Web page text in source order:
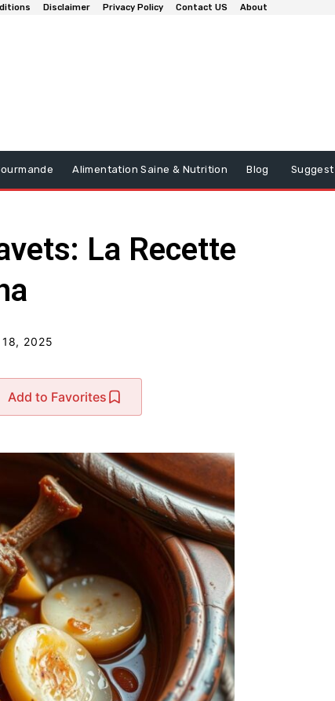
Disclaimer Privacy Policy Contact US About
Alimentation Saine & Nutrition Blog Suggest
La Recette
2025
Add to Favorites